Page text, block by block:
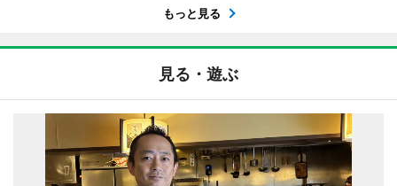
もっと見る
見る・遊ぶ